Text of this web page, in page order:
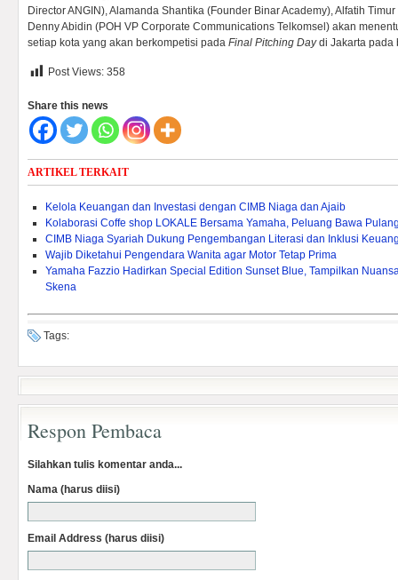
Director ANGIN), Alamanda Shantika (Founder Binar Academy), Alfatih
Denny Abidin (POH VP Corporate Communications Telkomsel) akan
setiap kota yang akan berkompetisi pada Final Pitching Daydi Jakarta pada
Post Views: 358
Share this news
ARTIKEL TERKAIT
Kelola Keuangan dan Investasi dengan CIMB Niaga dan Ajaib
Kolaborasi Coffe shop LOKALE Bersama Yamaha, Peluang Bawa
CIMB Niaga Syariah Dukung Pengembangan Literasi dan Inklusi
Wajib Diketahui Pengendara Wanita agar Motor Tetap Prima
Yamaha Fazzio Hadirkan Special Edition Sunset Blue, Tampilkan
Skena
Tags:
Respon Pembaca
Silahkan tulis komentar anda...
Nama (harus diisi)
Email Address (harus diisi)